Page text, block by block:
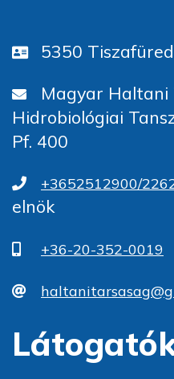
5350
Magyar Haltani
Hidrobiológiai
Pf. 400
+3652512900/
elnök
+36-20-352-0019